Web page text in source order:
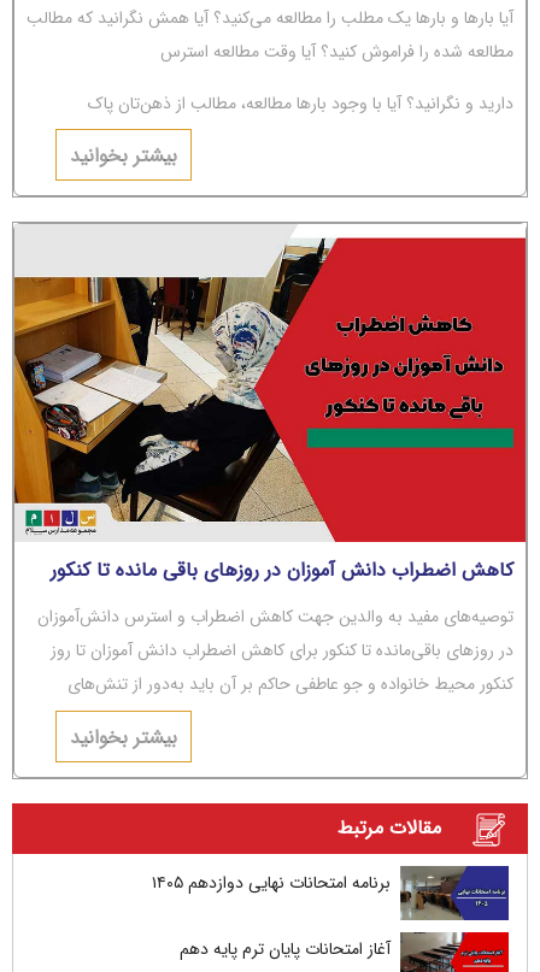
آیا بارها و بارها یک مطلب را مطالعه می‌کنید؟ آیا همش نگرانید که مطالب
مطالعه شده را فراموش کنید؟ آیا وقت مطالعه استرس
دارید و نگرانید؟ آیا با وجود بارها مطالعه، مطالب از ذهن‌تان پاک
می‌شوند؟ اگر جواب‌تان مثبت است، باید بگوییم شما دچار
بیشتر بخوانید
کاهش اضطراب دانش آموزان در روزهای باقی مانده تا کنکور
توصیه‌های مفید به والدین جهت کاهش اضطراب و استرس دانش‌آموزان
در روزهای باقی‌مانده تا کنکور برای کاهش اضطراب دانش آموزان تا روز
کنکور محیط خانواده و جو عاطفی حاکم بر آن باید به‌دور از تنش‌های
بیشتر بخوانید
مقالات مرتبط
برنامه امتحانات نهایی دوازدهم ۱۴۰۵
آغاز امتحانات پایان ترم پایه دهم